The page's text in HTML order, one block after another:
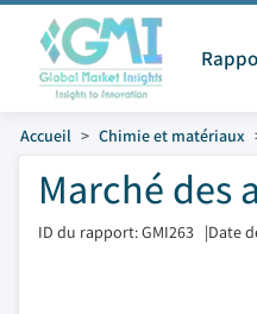
Accueil Chimie et matériaux
Marché des
ID du rapport: GMI263 |Date